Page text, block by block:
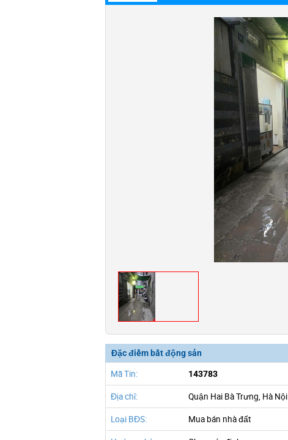
Đặc điểm bất động sản
Mã Tin: 143783
Địa chỉ: Quận Hai Bà Trưng, Hà Nội
Loại BĐS: Mua bán nhà đất